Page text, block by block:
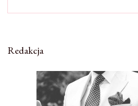
Redakcja